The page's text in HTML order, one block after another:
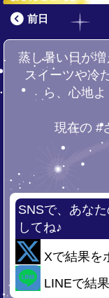
前日
蒸し暑い日が
スイーツや冷
ら、心地
現在の #
SNSで、あな
してね♪
Xで結果を
LINEで結